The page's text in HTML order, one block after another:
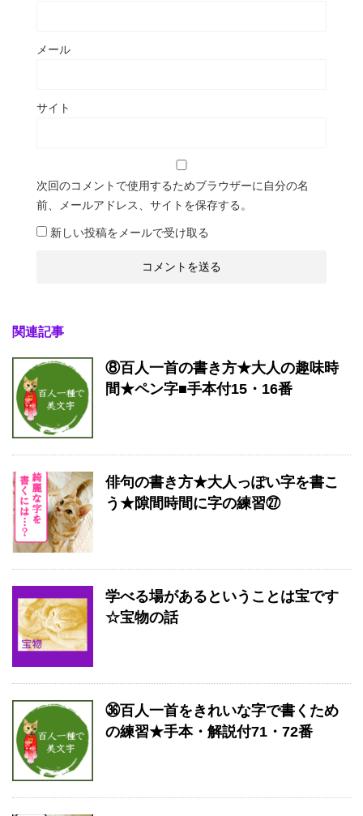
メール
サイト
次回のコメントで使用するためブラウザーに自分の名
前、メールアドレス、サイトを保存する。
新しい投稿をメールで受け取る
関連記事
⑧百人一首の書き方★大人の趣味時
間★ペン字■手本付15・16番
俳句の書き方★大人っぽい字を書こ
う★隙間時間に字の練習㉗
学べる場があるということは宝です
☆宝物の話
㊱百人一首をきれいな字で書くため
の練習★手本・解説付71・72番